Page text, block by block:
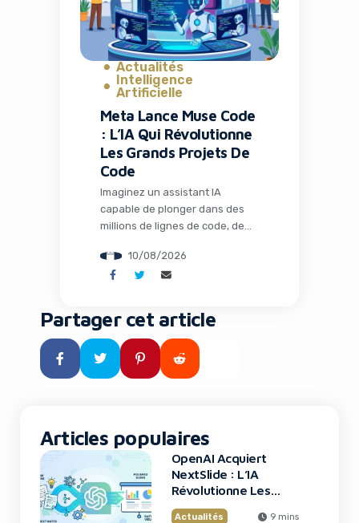
c’est l’occasion rêvée de créer
des connexions authentiques,
de générer […]
Actualités
Intelligence
Artificielle
Meta Lance Muse Code
: L’IA Qui Révolutionne
Les Grands Projets De
Code
Imaginez un assistant IA
capable de plonger dans des
millions de lignes de code, de
complexes, d’écrire le code
nécessaire et de valider le tout
environnement de travail. C’est
exactement ce que propose
Meta avec son nouvel outil qui
arrive à point nommé pour les
équipes de développement
10/08/2026
Partager cet article
Articles populaires
OpenAI Acquiert
NextSlide : L’IA
Révolutionne Les
Présentations
Actualités 9 mins